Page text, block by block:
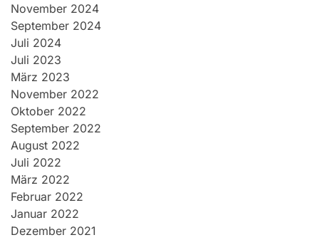
November 2024
September 2024
Juli 2024
Juli 2023
März 2023
November 2022
Oktober 2022
September 2022
August 2022
Juli 2022
März 2022
Februar 2022
Januar 2022
Dezember 2021